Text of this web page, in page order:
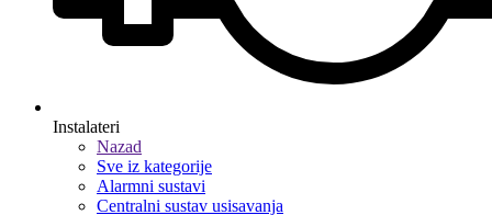
Instalateri
Nazad
Sve iz kategorije
Alarmni sustavi
Centralni sustav usisavanja